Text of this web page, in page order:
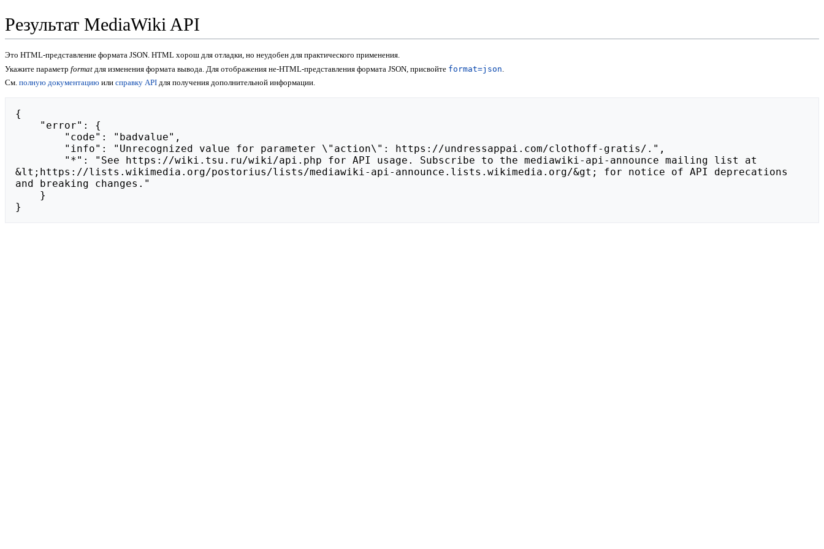
Результат MediaWiki API
Это HTML-представление формата JSON. HTML хорош для отладки, но неудобен для практического применения.
Укажите параметр format для изменения формата вывода. Для отображения не-HTML-представления формата JSON, присвойте format=json
См. полную документацию или справку API для получения дополнительной информации.
{
&lt;https://lists.wikimedia.org/postorius/lists/mediawiki-api-announce.lists.wikimedia.org/&gt; for notice of API deprecations
and breaking changes."
}